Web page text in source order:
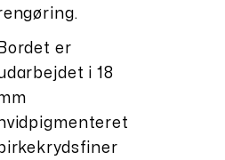
Bordet er
i 18
hvidpigmenteret
birkekrydsfiner